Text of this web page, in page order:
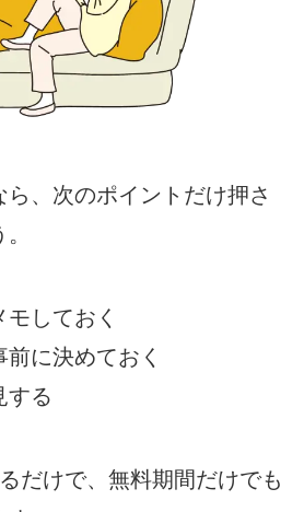
、次のポイントだけ押さ
モしておく
前に決めておく
する
だけで、無料期間だけでも